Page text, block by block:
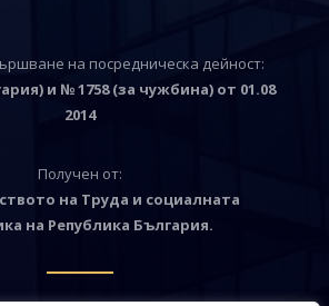
на посредническа дейност:
и № 1758 (за чужбина) от 01.08
2014
Получен от:
на Труда и социалната
на Република България.